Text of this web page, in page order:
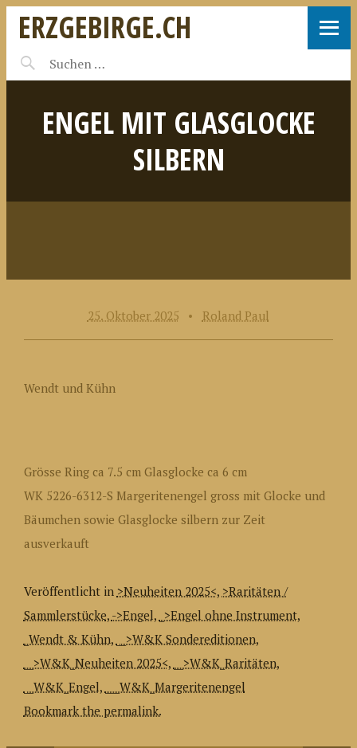
ERZGEBIRGE.CH
ENGEL MIT GLASGLOCKE
SILBERN
25. Oktober 2025 • Roland Paul
Wendt und Kühn
Grösse Ring ca 7.5 cm Glasglocke ca 6 cm
WK 5226-6312-S Margeritenengel gross mit Glocke und
Bäumchen sowie Glasglocke silbern zur Zeit
ausverkauft
Veröffentlicht in >Neuheiten 2025<, >Raritäten /
Sammlerstücke, ->Engel, _>Engel ohne Instrument,
_Wendt & Kühn, __>W&K Sondereditionen,
__>W&K_Neuheiten 2025<, __>W&K_Raritäten,
__W&K_Engel,
___W&K_Margeritenengel
Bookmark the permalink.